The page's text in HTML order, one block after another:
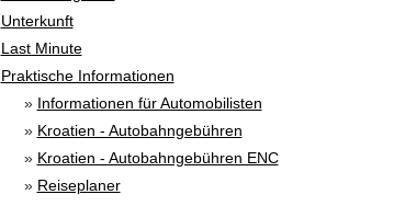
Unterkunft
Last Minute
Praktische Informationen
» Informationen für Automobilisten
» Kroatien - Autobahngebühren
» Kroatien - Autobahngebühren ENC
» Reiseplaner